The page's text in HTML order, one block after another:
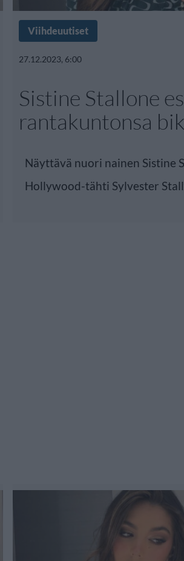
Viihdeuutiset
27.12.2023, 6:00
Sistine Stallone
rantakuntonsa
Näyttävä nuori nainen Sistine
Hollywood-tähti Sylvester